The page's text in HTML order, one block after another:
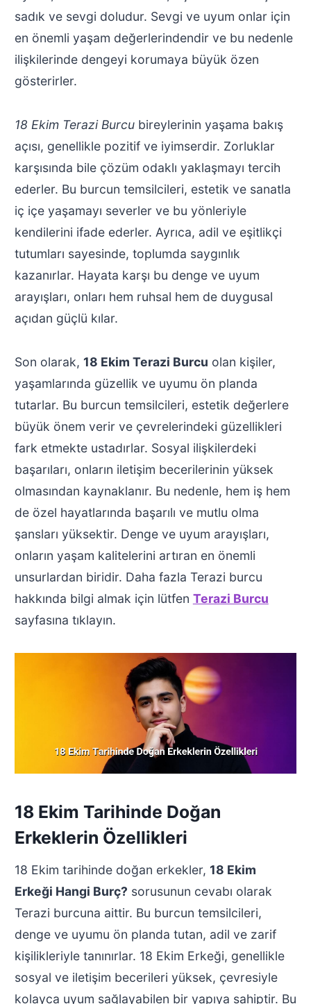
sadık ve sevgi doludur. Sevgi ve uyum onlar için
en önemli yaşam değerlerindendir ve bu nedenle
ilişkilerinde dengeyi korumaya büyük özen
gösterirler.
18 Ekim Terazi Burcubireylerinin yaşama bakış
açısı, genellikle pozitif ve iyimserdir. Zorluklar
karşısında bile çözüm odaklı yaklaşmayı tercih
ederler. Bu burcun temsilcileri, estetik ve sanatla
iç içe yaşamayı severler ve bu yönleriyle
kendilerini ifade ederler. Ayrıca, adil ve eşitlikçi
tutumları sayesinde, toplumda saygınlık
kazanırlar. Hayata karşı bu denge ve uyum
arayışları, onları hem ruhsal hem de duygusal
açıdan güçlü kılar.
Son olarak, 18 Ekim Terazi Burcu olan kişiler,
yaşamlarında güzellik ve uyumu ön planda
tutarlar. Bu burcun temsilcileri, estetik değerlere
büyük önem verir ve çevrelerindeki güzellikleri
fark etmekte ustadırlar. Sosyal ilişkilerdeki
başarıları, onların iletişim becerilerinin yüksek
olmasından kaynaklanır. Bu nedenle, hem iş hem
de özel hayatlarında başarılı ve mutlu olma
şansları yüksektir. Denge ve uyum arayışları,
onların yaşam kalitelerini artıran en önemli
unsurlardan biridir. Daha fazla Terazi burcu
hakkında bilgi almak için lütfen Terazi Burcu
sayfasına tıklayın.
18 Ekim Tarihinde Doğan
Erkeklerin Özellikleri
18 Ekim tarihinde doğan erkekler, 18 Ekim
Erkeği Hangi Burç? sorusunun cevabı olarak
Terazi burcuna aittir. Bu burcun temsilcileri,
denge ve uyumu ön planda tutan, adil ve zarif
kişilikleriyle tanınırlar. 18 Ekim Erkeği, genellikle
sosyal ve iletişim becerileri yüksek, çevresiyle
kolayca uyum sağlayabilen bir yapıya sahiptir. Bu